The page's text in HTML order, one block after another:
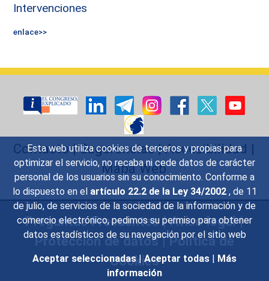
Esta web utiliza cookies de terceros y propias para
optimizar el servicio, no recaba ni cede datos de carácter
personal de los usuarios sin su conocimiento. Conforme a
lo dispuesto en el artículo 22.2 de la Ley 34/2002 , de 11
de julio, de servicios de la sociedad de la información y de
comercio electrónico, pedimos su permiso para obtener
datos estadísticos de su navegación por el sitio web
Aceptar seleccionadas | Aceptar todas | Más
información
Intervenciones
enlace>>
Contacto|Sugerencias|Accesibilidad |
Mapa Web
Preguntas Frecuentes|Aviso legal|
Protección de datos|Política de
Cookies